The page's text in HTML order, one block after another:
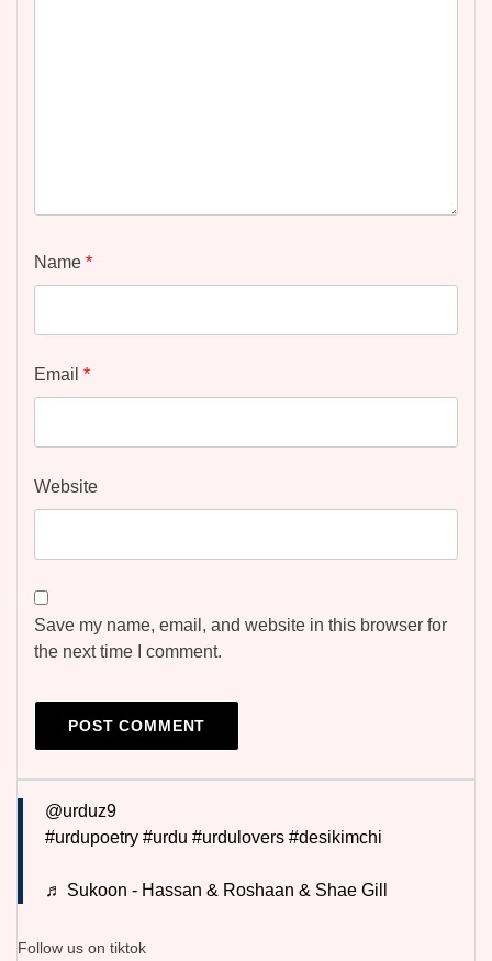
Name *
Email *
Website
Save my name, email, and website in this browser for
the next time I comment.
@urduz9
#urdupoetry #urdu #urdulovers #desikimchi
♬ Sukoon - Hassan & Roshaan & Shae Gill
Follow us on tiktok